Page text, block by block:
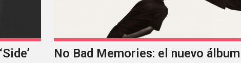
No Bad Memories: el nuevo